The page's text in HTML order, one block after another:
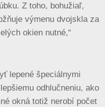
Z toho, bohužiaľ,
výmenu dvojskla za
okien nutné,“
lepené špeciálnymi
odhlučneniu, ako
okná totiž nerobí počet